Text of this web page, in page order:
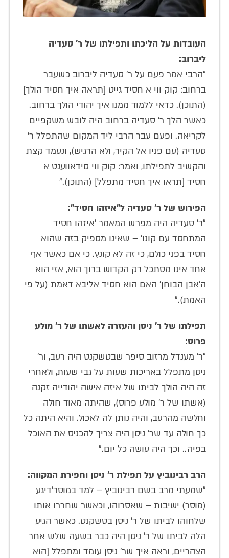
העובדות על הליכתו ותפילתו של ר' סעדיה
ליברוב:
"הרבי אמר פעם על ר' סעדיה ליברוב כשעבר
ברחוב: קוק ווי א חסיד גייט [תראה איך חסיד הולך]
(התוכן). כדאי ללמוד ממנו איך יהודי הולך ברחוב.
כאשר הלך ר' סעדיה ברחוב היה לובש משקפיים
לקריאה. ופעם עבר הרבי ליד המקום שהתפלל ר'
סעדיה (עם פניו אל הקיר, ולא הרגיש), ונעמד קצת
והקשיב לתפילתו, ואמר: קוק ווי סידאווענט א
חסיד [תראו איך חסיד מתפלל] (התוכן)."
הפירוש של ר' סעדיה ל"איזהו חסיד":
"ר' סעדיה היה מפרש המאמר 'איזהו חסיד
המתחסד עם קונו' – שאינו מספיק בזה שהוא
חסיד בפני כולם, כי זה לא קונץ. כי אם כאשר אף
אחד אינו מסתכל רק הקדוש ברוך הוא, אזי הוא
ה'אבן הבוחן' האם הוא חסיד אליבא דאמת (על פי
האמת)."
תפילתו של ר' ניסן והעזרה לאשתו של ר' מולע
פרוס:
"ר' מענדל מרזוב סיפר שבטשקנט היה רעב, ור'
ניסן מתפלל באריכות שעות על גבי שעות, ולאחרי
זה היה הולך לביתו של איזה אישה יהודייה זקנה
(אשתו של ר' מולע פרוס), שהיתה מאוד חולה
וחלשה מהרעב, והיה נותן לה לאכול. והיא היתה כל
כך חולה עד שר' ניסן היה צריך להכניס את האוכל
בפיה.. וכך היה עושה כל יום."
הרב רבינוביץ על תפילת ר' ניסן וחפירת המקווה:
"שמעתי מרב בשם רבינוביץ – למד במוסר'דיגע
(מוסר) ישיבות – שאסרוהו, וכאשר שחררו אותו
שלחוהו לביתו של ר' ניסן בטשקנט. כאשר הגיע
הלה לביתו של ר' ניסן היה כבר בשעה שלש אחר
הצהריים, וראה איך שר' ניסן עומד ומתפלל [הוא